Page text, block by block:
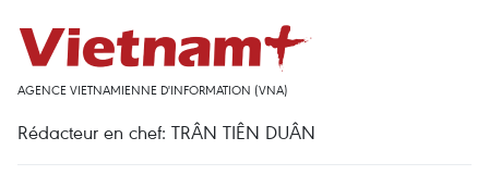
AGENCE VIETNAMIENNE D'INFORMATION (VNA)
Rédacteur en chef: TRÂN TIÊN DUÂN